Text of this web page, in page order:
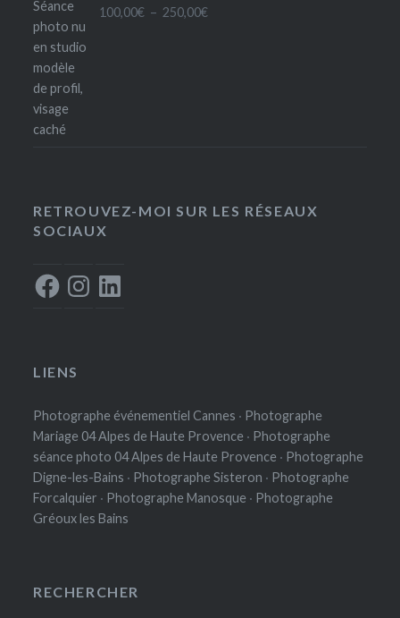
250,00€
100,00€ – 250,00€Plage
RETROUVEZ-MOI SUR LES RÉSEAUX
SOCIAUX
FacebookInstagram
LinkedIn
LIENS
Photographe événementiel Cannes · Photographe
Mariage 04 Alpes de Haute Provence · Photographe
séance photo 04 Alpes de Haute Provence · Photographe
Digne-les-Bains · Photographe Sisteron · Photographe
Forcalquier · Photographe Manosque · Photographe
Gréoux les Bains
RECHERCHER